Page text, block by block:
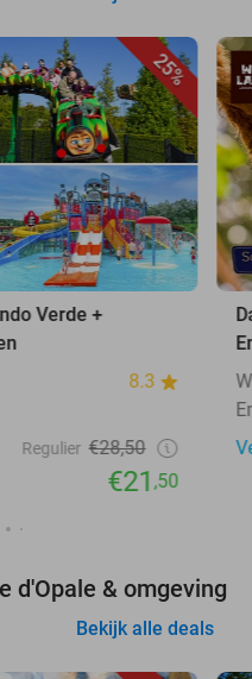
25%
Verde +
8.3
Regulier €28,50
€21,50
d'Opale & omgeving
Bekijk alle deals